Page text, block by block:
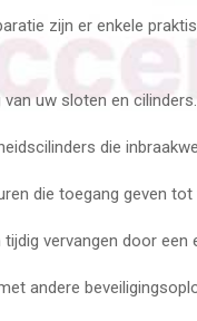
zijn er enkele
uw sloten en cilinders.
die
die toegang geven tot
vervangen door een
andere